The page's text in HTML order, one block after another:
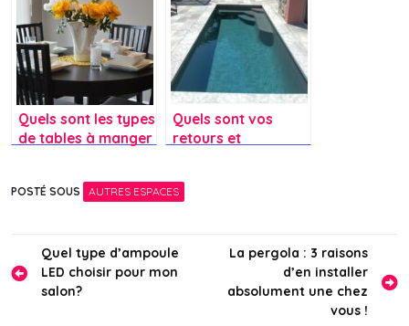
Quels sont les types
de tables à manger
utilisés en cuisine ?
Quels sont vos
retours et
piscines ?
POSTÉ SOUS AUTRES ESPACES
Navigation
de
Quel type d’ampoule
LED choisir pour mon
salon?
La pergola : 3 raisons
d’en installer
absolument une chez
vous !